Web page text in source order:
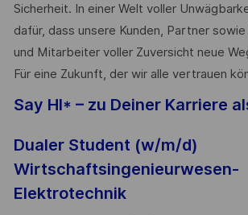
Sicherheit. In einer Welt voller
dafür, dass unsere Kunden, Partner
und Mitarbeiter voller Zuversicht neue
Für eine Zukunft, der wir alle vertrauen
Say HI* – zu Deiner Karriere
Dualer Student (w/m/d)
Wirtschaftsingenieurwesen-
Elektrotechnik